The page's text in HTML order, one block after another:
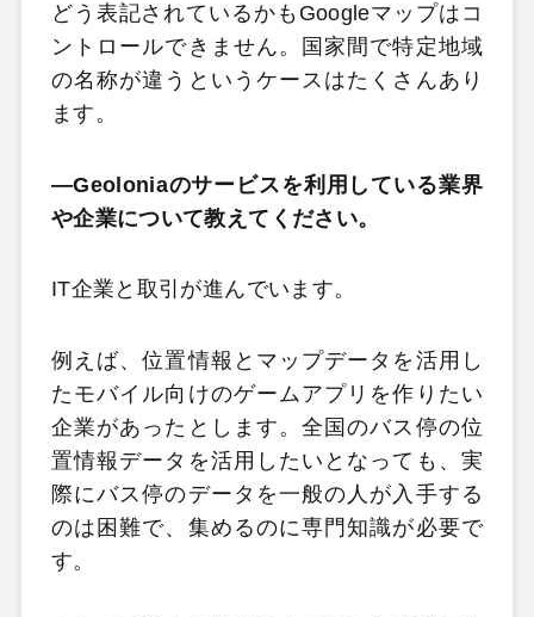
どう表記されているかもGoogleマップはコ
ントロールできません。国家間で特定地域
の名称が違うというケースはたくさんあり
ます。
―Geoloniaのサービスを利用している業界
や企業について教えてください。
IT企業と取引が進んでいます。
例えば、位置情報とマップデータを活用し
たモバイル向けのゲームアプリを作りたい
企業があったとします。全国のバス停の位
置情報データを活用したいとなっても、実
際にバス停のデータを一般の人が入手する
のは困難で、集めるのに専門知識が必要で
す。